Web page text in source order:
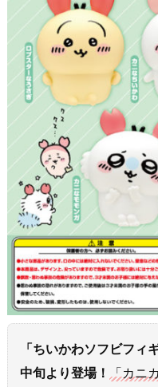
「ちいかわソフビフ
中旬より登場！ 「カニ